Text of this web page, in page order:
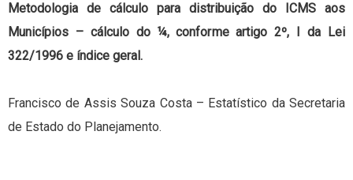
Metodologia de cálculo para distribuição do ICMS aos
Municípios – cálculo do ¼, conforme artigo 2º, I da Lei
322/1996 e índice geral.
Francisco de Assis Souza Costa – Estatístico da Secretaria
de Estado do Planejamento.